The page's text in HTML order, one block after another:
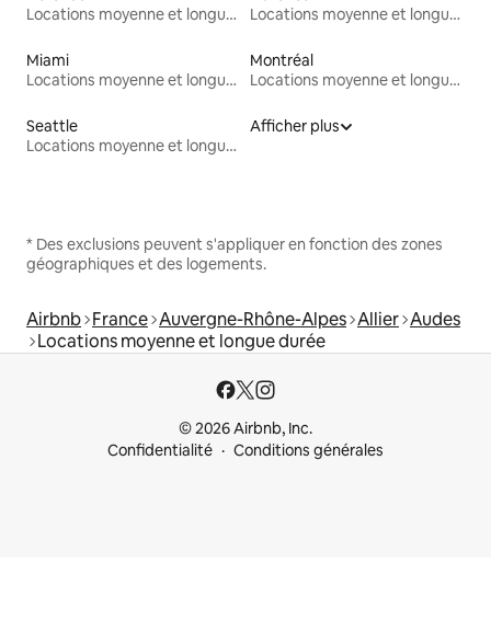
Locations moyenne et longue durée
Locations moyenne et longue durée
Miami
Locations moyenne et longue durée
Montréal
Locations moyenne et longue durée
Seattle
Locations moyenne et longue durée
Afficher plus
* Des exclusions peuvent s'appliquer en fonction des zones
géographiques et des logements.
Airbnb France Auvergne-Rhône-Alpes Allier Audes
Locations moyenne et longue durée
© 2026 Airbnb, Inc.
Confidentialité
Conditions générales